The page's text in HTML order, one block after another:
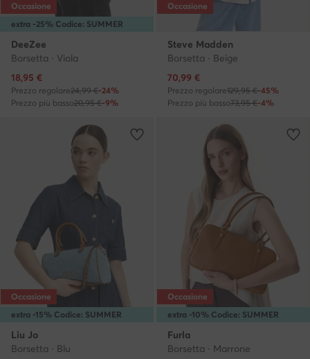
extra -25% Codice: SUMMER
Occasione
DeeZee
Borsetta · Viola
Prezzo attuale
18,95 €
Prezzo regolare24,99 €-24%
Prezzo più basso20,95 €-9%
Occasione
Steve Madden
Borsetta · Beige
Prezzo attuale
70,99 €
Prezzo regolare129,95 €-45%
Prezzo più basso73,95 €-4%
extra -15% Codice: SUMMER
Occasione
Liu Jo
Borsetta · Blu
extra -10% Codice: SUMMER
Occasione
Furla
Borsetta · Marrone